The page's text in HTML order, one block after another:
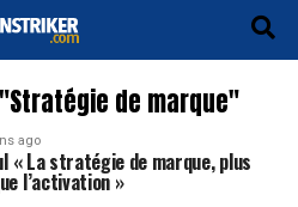
de marque"
ago
« La stratégie de marque, plus
l’activation »